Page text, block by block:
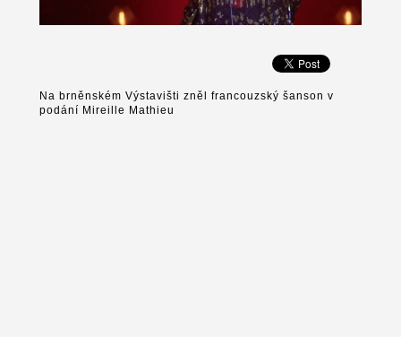
Na brněnském Výstavišti zněl francouzský šanson v
podání Mireille Mathieu